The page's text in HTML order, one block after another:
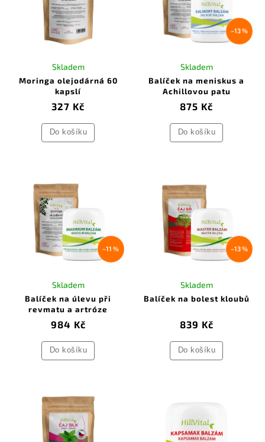
Moringa olejodárná 60
kapslí
Skladem
327 Kč
Do košíku
–13 %
Balíček na meniskus a
Achillovou patu
Skladem
875 Kč
Do košíku
–11 %
Balíček na úlevu při
revmatu a artróze
Skladem
984 Kč
Do košíku
–13 %
Balíček na bolest kloubů
Skladem
839 Kč
Do košíku